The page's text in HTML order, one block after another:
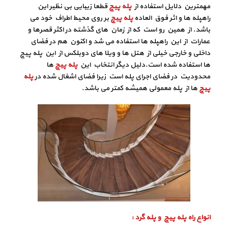
مهمترین دلایل استفاده ازپله پیچقطعا زیبایی بی نظیر این
راهپله ها و اثر فوق العادهپله پیچبر روی محیط اطراف خود می
باشد. از همین رو است که از زمان های گذشته در اکثر قصرها و
عمارات از این راهپله ها استفاده می شد و اکنون هم در فضای
داخلی و خارجی خیلی از هتل ها و ویلا های دوبلکس از این پله پیچ
ها استفاده شده است.دلیل دیگر انتخاب اینپله پیچها
محدودیت در فضای اجرای پله است زیرا فضای اشغال شده درپله
پیچها از پله معمولی همیشه کمتر می باشد.
انواع راه پله پیچ و پله گرد :